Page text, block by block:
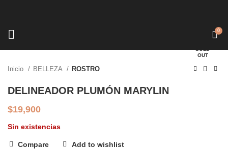
0
SOLD
OUT
Inicio BELLEZA ROSTRO
DELINEADOR PLUMÓN MARYLIN
$19,900
Sin existencias
Compare Add to wishlist